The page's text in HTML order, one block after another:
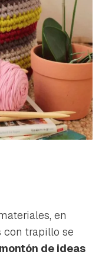
en
con trapillo se
de ideas